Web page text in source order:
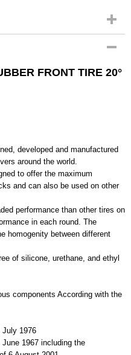
FRONT TIRE 20°
developed and manufactured
around the world.
to offer the maximum
and can also be used on other
performance than other tires on
in each round. The
homogenity between different
of silicone, urethane, and ethyl
components According with the
July 1976
1967 including the